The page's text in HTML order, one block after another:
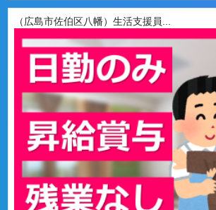
（広島市佐伯区八幡）生活支援員...